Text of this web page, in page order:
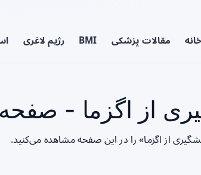
مقالات پزشکی BMI رژیم لاغری
از اگزما - صفحه 1
از اگزما» را در این صفحه مشاهده می‌کنید.